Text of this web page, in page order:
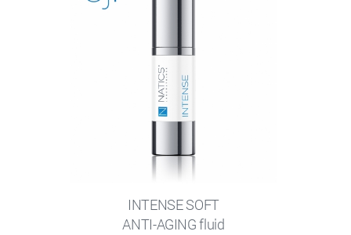
INTENSE SOFT
ANTI-AGING fluid